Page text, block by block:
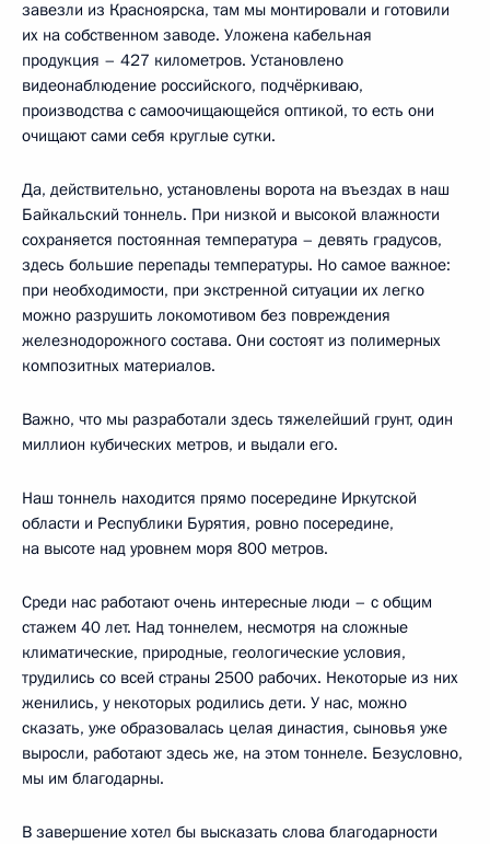
завезли из Красноярска, там мы монтировали и готовили
их на собственном заводе. Уложена кабельная
продукция – 427 километров. Установлено
видеонаблюдение российского, подчёркиваю,
производства с самоочищающейся оптикой, то есть они
очищают сами себя круглые сутки.
Да, действительно, установлены ворота на въездах в наш
Байкальский тоннель. При низкой и высокой влажности
сохраняется постоянная температура – девять градусов,
здесь большие перепады температуры. Но самое важное:
при необходимости, при экстренной ситуации их легко
можно разрушить локомотивом без повреждения
железнодорожного состава. Они состоят из полимерных
композитных материалов.
Важно, что мы разработали здесь тяжелейший грунт, один
миллион кубических метров, и выдали его.
Наш тоннель находится прямо посередине Иркутской
области и Республики Бурятия, ровно посередине,
на высоте над уровнем моря 800 метров.
Среди нас работают очень интересные люди – с общим
стажем 40 лет. Над тоннелем, несмотря на сложные
климатические, природные, геологические условия,
трудились со всей страны 2500 рабочих. Некоторые из них
женились, у некоторых родились дети. У нас, можно
сказать, уже образовалась целая династия, сыновья уже
выросли, работают здесь же, на этом тоннеле. Безусловно,
мы им благодарны.
В завершение хотел бы высказать слова благодарности